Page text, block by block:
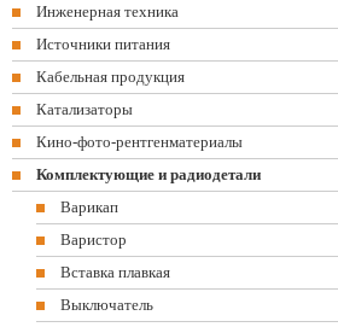
Инженерная техника
Источники питания
Кабельная продукция
Катализаторы
Кино-фото-рентгенматериалы
Комплектующие и радиодетали
Варикап
Варистор
Вставка плавкая
Выключатель